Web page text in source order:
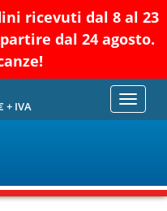
ricevuti dal 8 al 23
dal 24 agosto.
+ IVA
Toggle